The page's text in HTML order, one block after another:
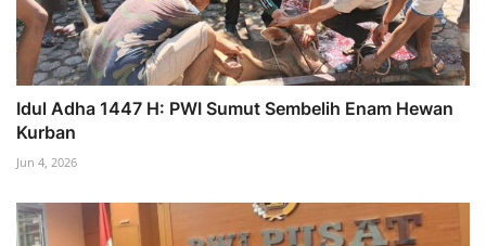
Idul Adha 1447 H: PWI Sumut Sembelih Enam Hewan
Kurban
Jun 4, 2026